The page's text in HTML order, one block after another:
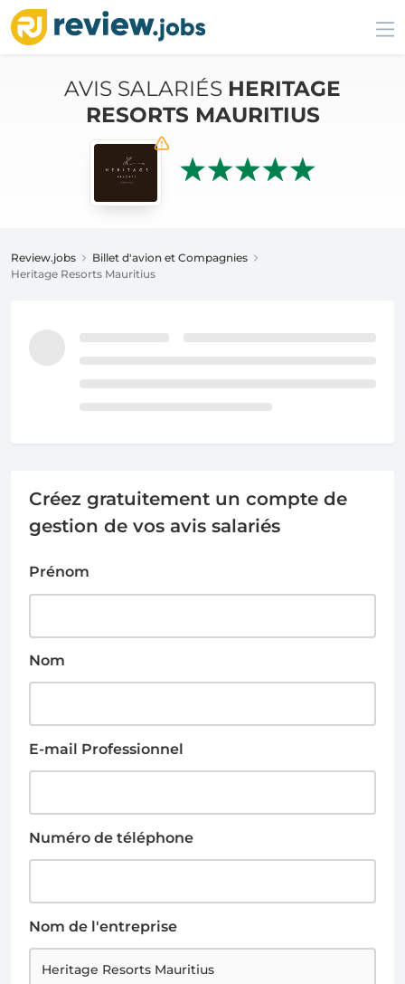
AVIS SALARIÉS HERITAGE
RESORTS MAURITIUS
Review.jobs
Billet d'avion et Compagnies
Heritage Resorts Mauritius
Créez gratuitement un compte de
gestion de vos avis salariés
Prénom
Nom
E-mail Professionnel
Numéro de téléphone
Nom de l'entreprise